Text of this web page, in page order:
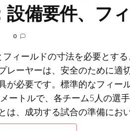
備要件、フ
0
ィールドの寸法を必要とす
レーヤーは、安全のために適
が必要です。標準的なフィー
ートルで、各チーム5人の選
、成功する試合の準備にお